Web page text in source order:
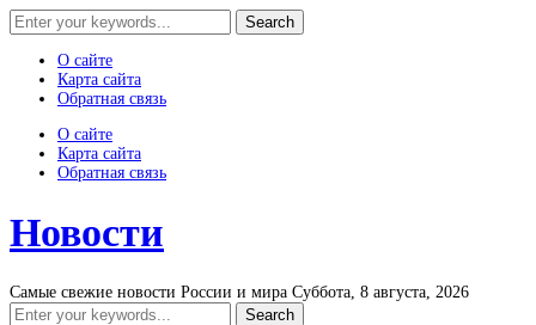
О сайте
Карта сайта
Обратная связь
О сайте
Карта сайта
Обратная связь
Новости
Самые свежие новости России и мира Суббота, 8 августа, 2026